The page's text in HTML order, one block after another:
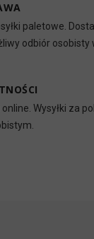
paletowe.
odbiór osobisty
Wysyłki za